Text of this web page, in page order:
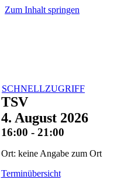
Zum Inhalt springen
SCHNELLZUGRIFF
TSV
4. August 2026
16:00 - 21:00
Ort: keine Angabe zum Ort
Terminübersicht